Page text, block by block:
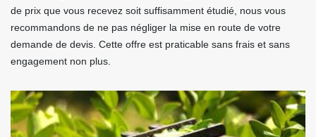
de prix que vous recevez soit suffisamment étudié, nous vous
recommandons de ne pas négliger la mise en route de votre
demande de devis. Cette offre est praticable sans frais et sans
engagement non plus.